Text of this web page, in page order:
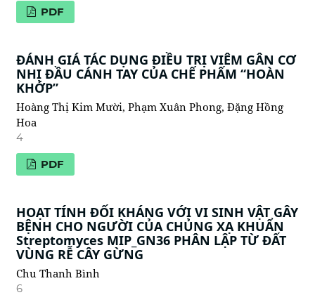
PDF
ĐÁNH GIÁ TÁC DỤNG ĐIỀU TRỊ VIÊM GÂN CƠ
NHỊ ĐẦU CÁNH TAY CỦA CHẾ PHẤM “HOÀN
KHỚP”
Hoàng Thị Kim Mười, Phạm Xuân Phong, Đặng Hồng
Hoa
4
PDF
HOẠT TÍNH ĐỐI KHÁNG VỚI VI SINH VẬT GÂY
BỆNH CHO NGƯỜI CỦA CHỦNG XẠ KHUẨN
Streptomyces MIP_GN36 PHÂN LẬP TỪ ĐẤT
VÙNG RỄ CÂY GỪNG
Chu Thanh Bình
6